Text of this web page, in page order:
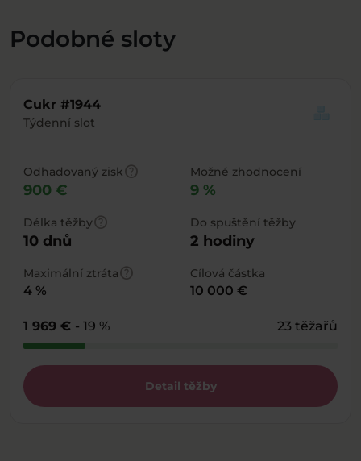
Podobné sloty
Cukr #1944
Týdenní slot
Odhadovaný ziskhelp
900 €
Možné zhodnocení
9 %
Délka těžbyhelp
10 dnů
Do spuštění těžby
2 hodiny
Maximální ztrátahelp
4 %
Cílová částka
10 000 €
1 969 € - 19 % 23 těžařů
Detail těžby